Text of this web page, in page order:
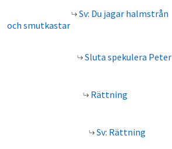
Sv: Du jagar halmstrån
och smutkastar
Sluta spekulera Peter
Rättning
Sv: Rättning